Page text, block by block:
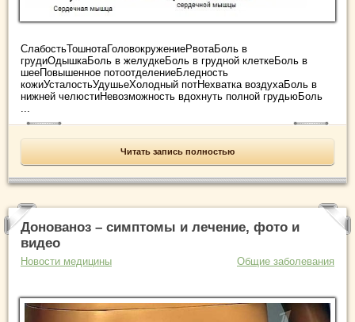
СлабостьТошнотаГоловокружениеРвотаБоль в
грудиОдышкаБоль в желудкеБоль в грудной клеткеБоль в
шееПовышенное потоотделениеБледность
кожиУсталостьУдушьеХолодный потНехватка воздухаБоль в
нижней челюстиНевозможность вдохнуть полной грудьюБоль
...
Читать запись полностью
Донованоз – симптомы и лечение, фото и
видео
Новости медицины Общие заболевания